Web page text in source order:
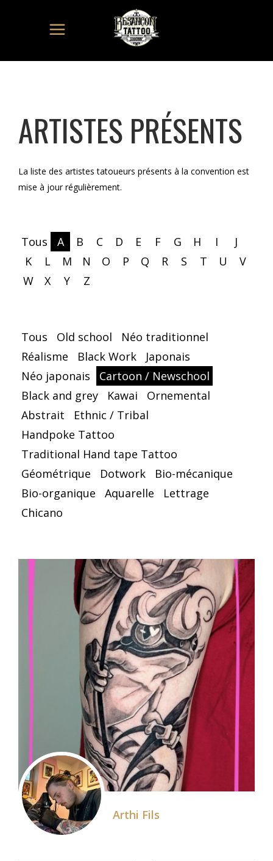
ARTISTES PRÉSENTS
La liste des artistes tatoueurs présents à la convention est
mise à jour régulièrement.
Tous A B C D E F G H I
J
K
L M N O P Q R S T U
V
W
X Y Z
Tous Old school
Néo traditionnel
Réalisme
Black Work
Japonais
Néo japonais
Cartoon / Newschool
Black and grey
Kawai
Ornemental
Abstrait
Ethnic / Tribal
Handpoke Tattoo
Traditional Hand tape Tattoo
Géométrique
Dotwork
Bio-mécanique
Bio-organique
Aquarelle
Lettrage
Chicano
Arthi Fils